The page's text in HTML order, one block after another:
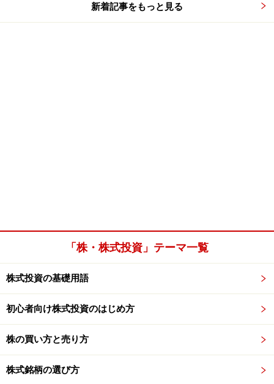
新着記事をもっと見る
「株・株式投資」テーマ一覧
株式投資の基礎用語
初心者向け株式投資のはじめ方
株の買い方と売り方
株式銘柄の選び方